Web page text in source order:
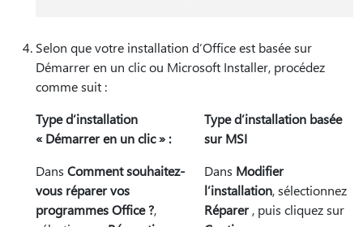
Selon que votre installation d’Office est basée sur
Démarrer en un clic ou Microsoft Installer, procédez
comme suit :
Type d’installation
« Démarrer en un clic » :
Dans Comment souhaitez-
vous réparer vos
programmes Office ?,
Type d’installation basée
sur MSI
Dans Modifier
l’installation, sélectionnez
Réparer, puis cliquez sur